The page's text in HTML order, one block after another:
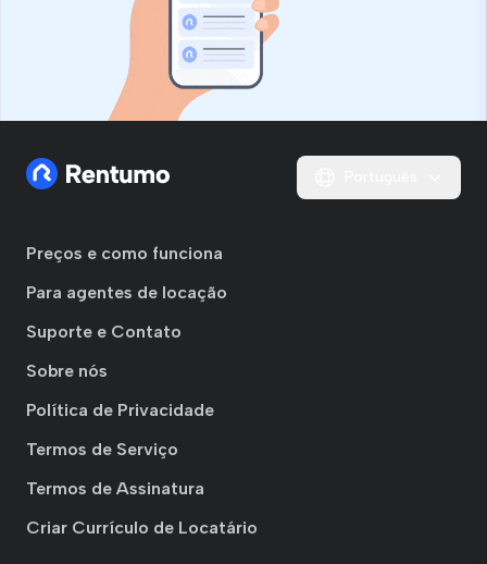
Preços e como funciona
Para agentes de locação
Suporte e Contato
Sobre nós
Política de Privacidade
Termos de Serviço
Termos de Assinatura
Criar Currículo de Locatário